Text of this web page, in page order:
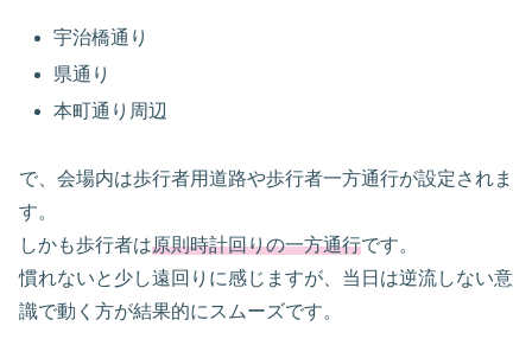
宇治橋通り
県通り
本町通り周辺
で、会場内は歩行者用道路や歩行者一方通行が設定されま
す。
しかも歩行者は原則時計回りの一方通行です。
慣れないと少し遠回りに感じますが、当日は逆流しない意
識で動く方が結果的にスムーズです。